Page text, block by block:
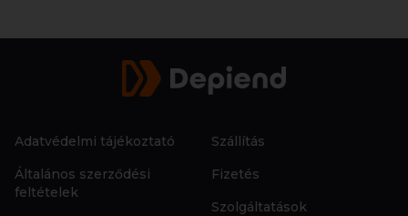
Adatvédelmi tájékoztató
Általános szerződési
feltételek
Szállítás
Fizetés
Szolgáltatások